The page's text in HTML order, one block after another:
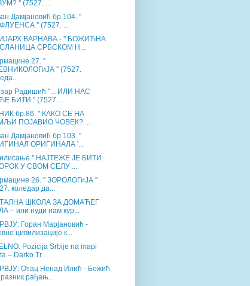
'' (7527. ...
Дамјановић бр.104. ''
'' (7527. ...
ВАРНАВА - '' БОЖИЋНА
СРБСКОМ Н...
27. ''
'' (7527.
Радишић ''... ИЛИ НАС
БИТИ '' (7527....
бр.86. '' КАКО СЕ НА
ПОЈАВИО ЧОВЕК? ...
Дамјановић бр.103. ''
ОРИГИНАЛА '...
'' НАЈТЕЖЕ ЈЕ БИТИ
У СВОМ СЕЛУ ...
26. '' ЗОРОЛОГиЈА ''
коледар да...
ШКОЛА ЗА ДОМАЋЕГ
– или нуди нам кур...
Горан Марјановић -
цивилизације к...
Pozicija Srbije na mapi
– Darko Tr...
Отац Ненад Илић - Божић
рађањ...